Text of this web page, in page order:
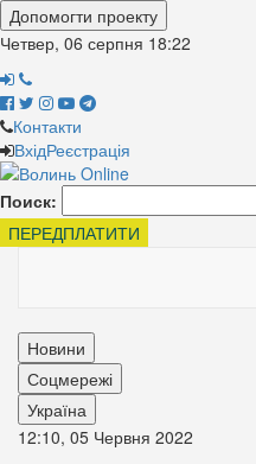
Допомогти проекту
Четвер, 06 серпня 18:22
Контакти
ВхідРеєстрація
Поиск:
ПЕРЕДПЛАТИТИ
Новини
Соцмережі
Україна
12:10, 05 Червня 2022